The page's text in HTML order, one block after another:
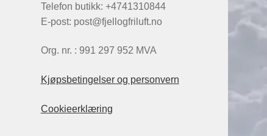
Telefon butikk: +4741310844
E-post: post@fjellogfriluft.no
Org. nr. : 991 297 952 MVA
Kjøpsbetingelser og personvern
Cookieerklæring